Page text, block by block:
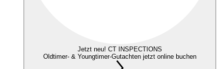
Jetzt neu! CT INSPECTIONS
Oldtimer- & Youngtimer-Gutachten jetzt online buchen